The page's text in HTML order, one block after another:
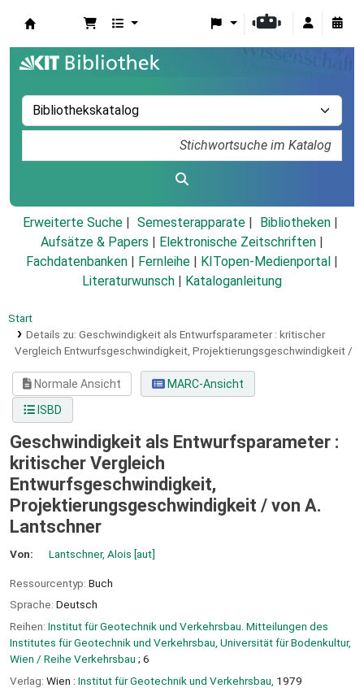
Erweiterte Suche Semesterapparate
Bibliotheken
Aufsätze & Papers
Elektronische Zeitschriften
Fachdatenbanken
Fernleihe KITopen-Medienportal
Literaturwunsch
Kataloganleitung
Start
Details zu: Geschwindigkeit als Entwurfsparameter : kritischer
Vergleich Entwurfsgeschwindigkeit, Projektierungsgeschwindigkeit /
Normale Ansicht
MARC-Ansicht
ISBD
Geschwindigkeit als Entwurfsparameter :
kritischer Vergleich
Entwurfsgeschwindigkeit,
Projektierungsgeschwindigkeit / von A.
Lantschner
Von: Lantschner, Alois [aut]
Ressourcentyp: Buch
Sprache: Deutsch
Reihen: Institut für Geotechnik und Verkehrsbau. Mitteilungen des
Institutes für Geotechnik und Verkehrsbau, Universität für Bodenkultur,
Wien / Reihe Verkehrsbau ; 6
Verlag: Wien : Institut für Geotechnik und Verkehrsbau, 1979